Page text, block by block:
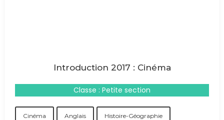
Introduction 2017 : Cinéma
Classe : Petite section
Cinéma Anglais Histoire-Géographie